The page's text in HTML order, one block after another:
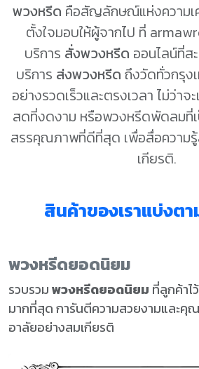
พวงหรีด คือสัญลักษณ์แห่งความเ
ตั้งใจมอบให้ผู้จากไป ที่
บริการ สั่งพวงหรีด ออนไลน์ที่
บริการ ส่งพวงหรีด ถึงวัดทั่วกรุ
อย่างรวดเร็วและตรงเวลา ไม่ว่า
สดที่งดงาม หรือพวงหรีดพัดลมที่เ
สรรคุณภาพที่ดีที่สุด เพื่อสื่อความ
เกียรติ.
สินค้าของเราแบ่งต
พวงหรีดยอดนิยม
รวบรวมพวงหรีดยอดนิยม ที่ลูกค้าไ
มากที่สุด การันตีความสวยงามและคุ
อาลัยอย่างสมเกียรติ